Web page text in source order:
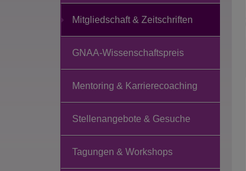
Mitgliedschaft & Zeitschriften
GNAA-Wissenschaftspreis
Mentoring & Karrierecoaching
Stellenangebote & Gesuche
Tagungen & Workshops